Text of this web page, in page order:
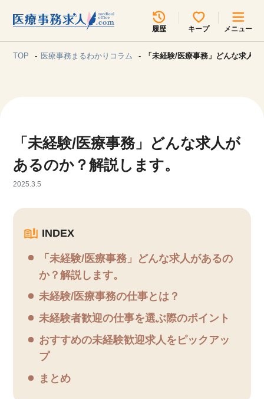
履歴 キープ メニュー
無料転職サポート お問い合わせ
医療事務まるわかりコラム
よくあるご質問
医療事務求人ドットコムとは
サイトの使い方
就職サポート
TOP 医療事務まるわかりコラム 「未経験/医療事務」どんな求人
「未経験/医療事務」どんな求人が
あるのか？解説します。
2025.3.5
INDEX
「未経験/医療事務」どんな求人があるの
か？解説します。
未経験/医療事務の仕事とは？
未経験者歓迎の仕事を選ぶ際のポイント
おすすめの未経験歓迎求人をピックアッ
プ
まとめ
所在地のエリアを選択してください
各支店担当よりご連絡させていただきます。
東海 北海道・東北
九州・沖縄